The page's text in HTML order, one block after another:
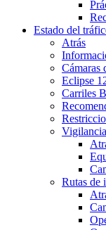
Estado del
Atrás
Cámaras
Eclipse
Carriles
Rutas de